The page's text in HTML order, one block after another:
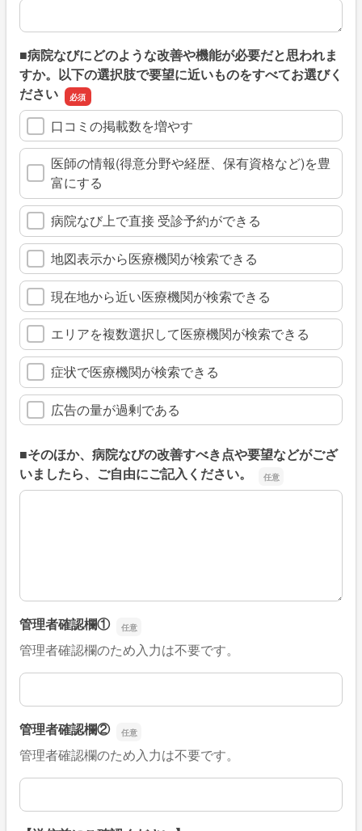
上記のように回答された具体的な理由があればご記入くだ
■病院なびにどのような改善や機能が必要だと思われま
すか。以下の選択肢で要望に近いものをすべてお選びく
ださい
口コミの掲載数を増やす
医師の情報(得意分野や経歴、保有資格など)を豊
富にする
病院なび上で直接 受診予約ができる
地図表示から医療機関が検索できる
現在地から近い医療機関が検索できる
エリアを複数選択して医療機関が検索できる
症状で医療機関が検索できる
広告の量が過剰である
■そのほか、病院なびの改善すべき点や要望などがござ
いましたら、ご自由にご記入ください。
■そのほか、病院なびの改善すべき点や要望などがござい
管理者確認欄①
管理者確認欄のため入力は不要です。
管理者確認欄①
管理者確認欄②
管理者確認欄のため入力は不要です。
管理者確認欄②